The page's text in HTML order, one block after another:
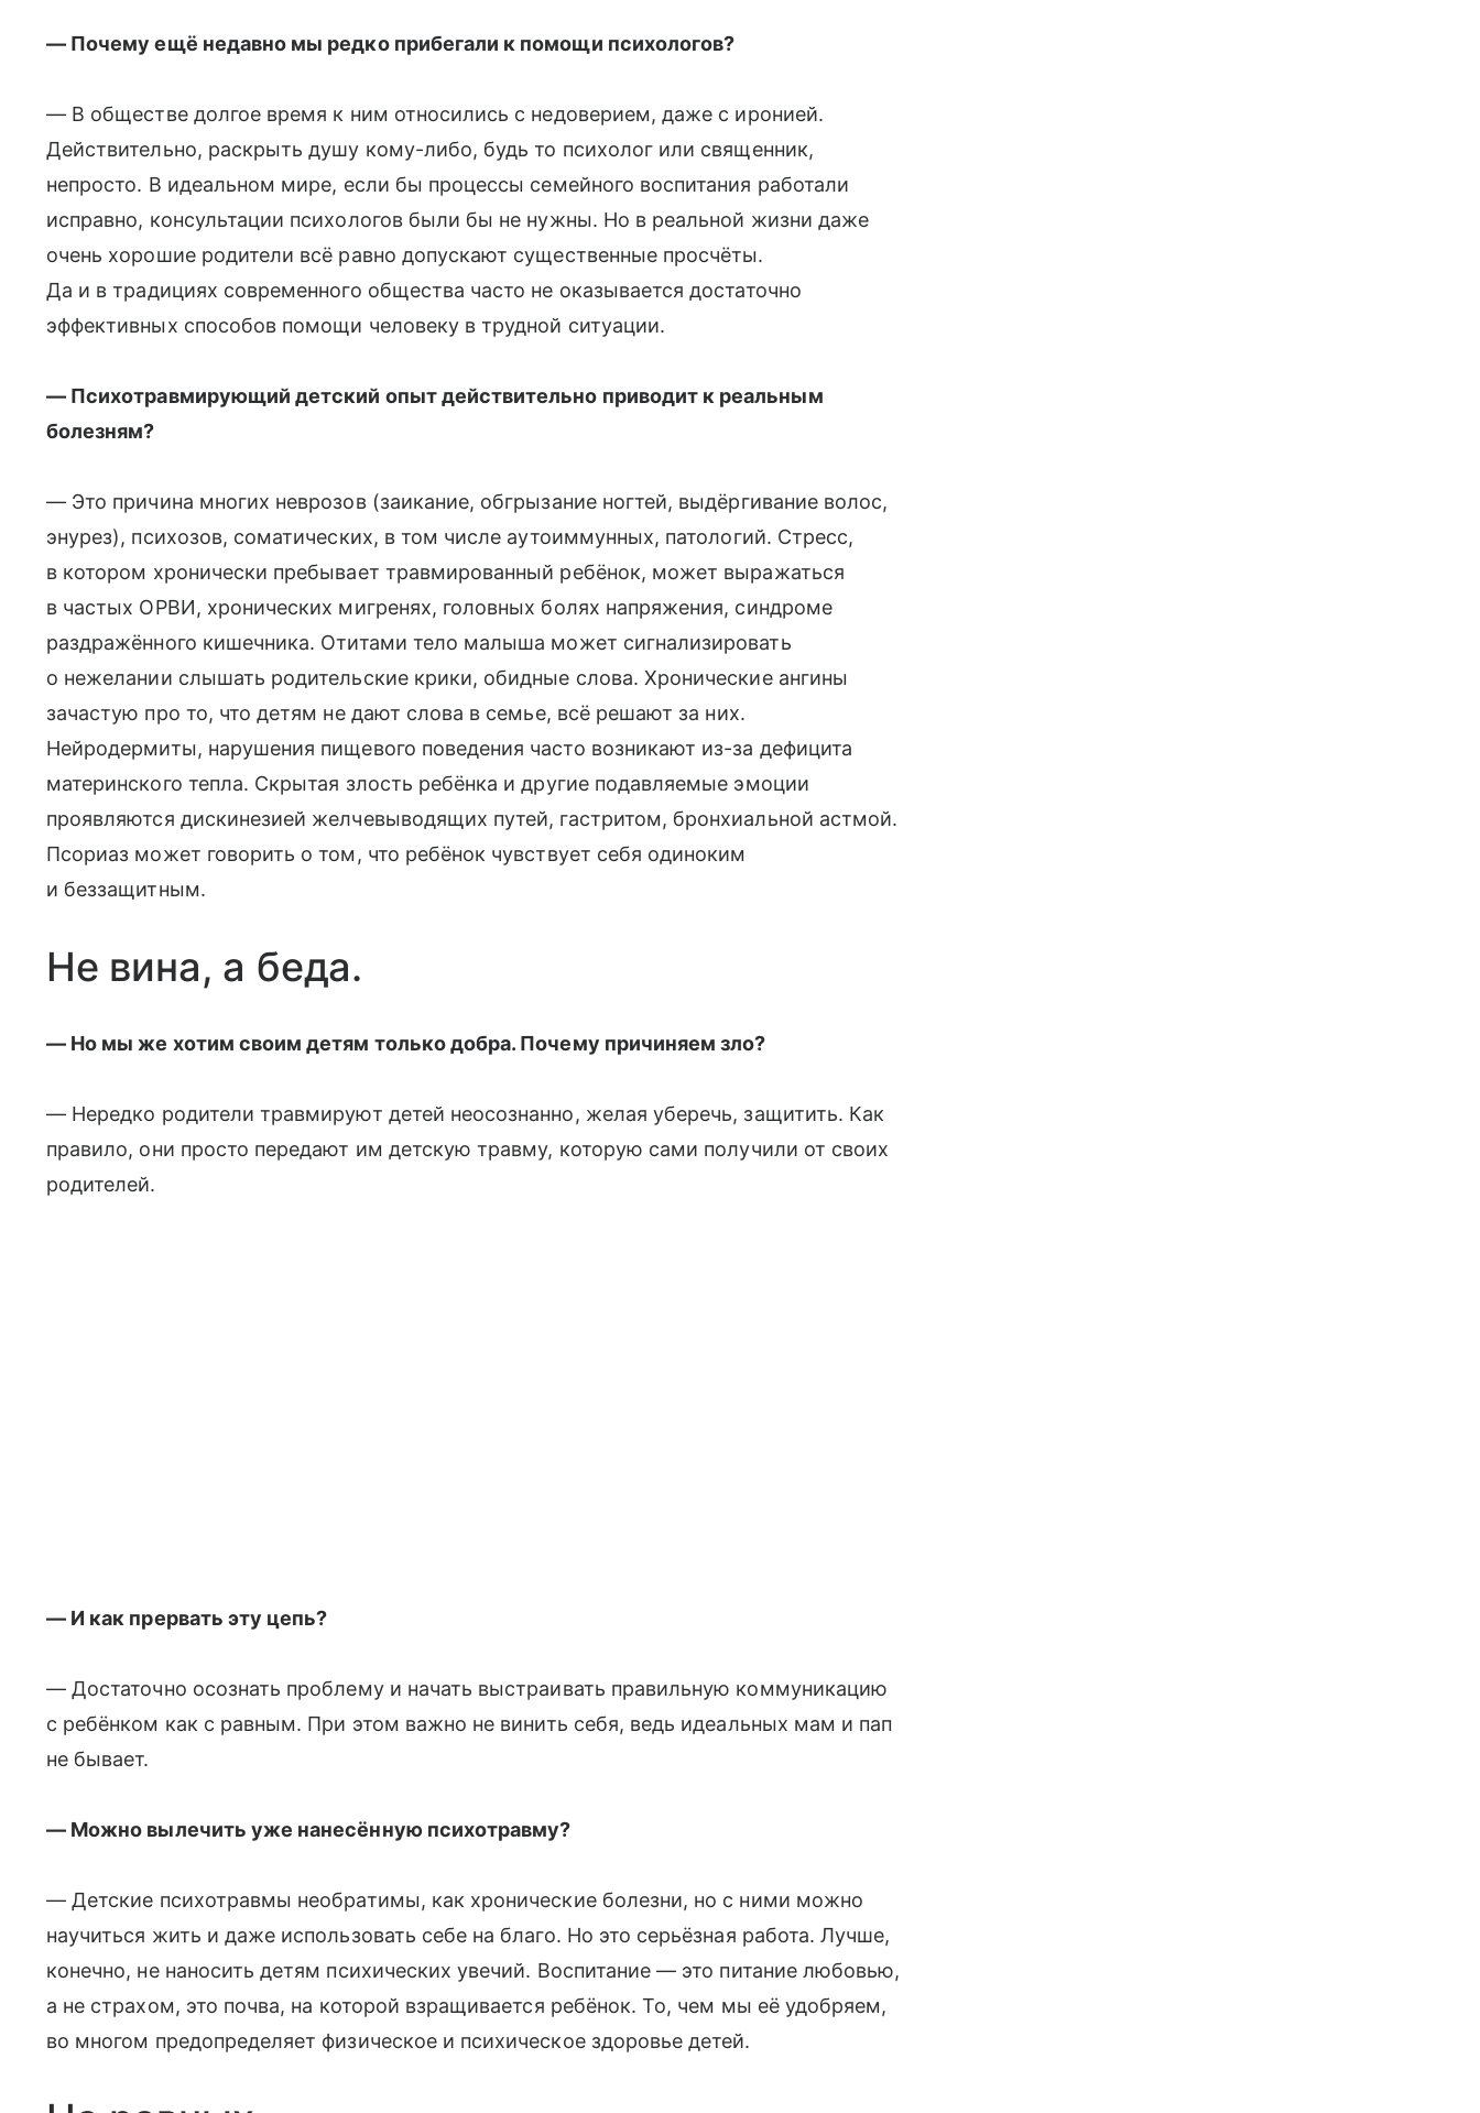
— Почему ещё недавно мы редко прибегали к помощи психологов?
— В обществе долгое время к ним относились с недоверием, даже с иронией.
Действительно, раскрыть душу кому-либо, будь то психолог или священник,
непросто. В идеальном мире, если бы процессы семейного воспитания работали
исправно, консультации психологов были бы не нужны. Но в реальной жизни даже
очень хорошие родители всё равно допускают сущест­венные просчёты.
Да и в традициях современного общества часто не оказывается достаточно
эффективных способов помощи человеку в трудной ситуации.
— Психотравмирующий дет­ский опыт действительно приводит к реальным
болезням?
— Это причина многих неврозов (заикание, обгрызание ногтей, выдёргивание волос,
энурез), психозов, соматических, в том числе аутоиммунных, патологий. Стресс,
в котором хронически пребывает травмированный ребёнок, может выражаться
в частых ОРВИ, хронических мигренях, голов­ных болях напряжения, синдроме
раздражённого кишечника. Отитами тело малыша может сигнализировать
о нежелании слышать родительские крики, обидные слова. Хронические ангины
зачастую про то, что детям не дают слова в семье, всё решают за них.
Нейродермиты, нарушения пищевого поведения часто возникают из-за дефицита
материн­ского тепла. Скрытая злость ребёнка и другие подавляе­мые эмоции
проявляются дискинезией желчевыводящих путей, гастритом, бронхиальной астмой.
Псориаз может говорить о том, что ребёнок чувствует себя одиноким
и беззащитным.
Не вина, а беда.
— Но мы же хотим своим детям только добра. Почему причиняем зло?
— Нередко родители травмируют детей неосознанно, желая уберечь, защитить. Как
правило, они просто передают им детскую травму, которую сами получили от своих
родителей.
— И как прервать эту цепь?
— Достаточно осознать проблему и начать выстраивать правильную коммуникацию
с ребёнком как с равным. При этом важно не винить себя, ведь идеальных мам и пап
не бывает.
—​ Можно вылечить уже нанесённую психотравму?
— Детские психотравмы необратимы, как хронические болезни, но с ними можно
научиться жить и даже использовать себе на благо. Но это серьёзная работа. Лучше,
конечно, не наносить детям психических увечий. Воспитание — это питание любовью,
а не страхом, это почва, на которой взращивается ребёнок. То, чем мы её удобряем,
во многом предопределяет физическое и психическое здоровье детей.